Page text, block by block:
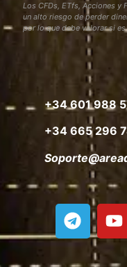
Los CFDs, ETfs, Acciones y
un alto riesgo de perder
por lo que debe valorar si
+34 601 988
+34 665 296